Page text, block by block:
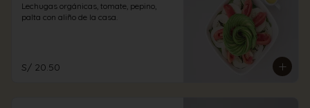
Lechugas orgánicas, tomate, pepino,
palta con aliño de la casa.
S/ 20.50